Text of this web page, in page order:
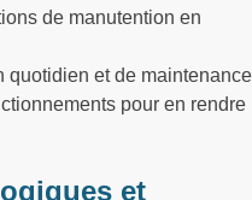
de manutention en
quotidien et de maintenance
pour en rendre
et